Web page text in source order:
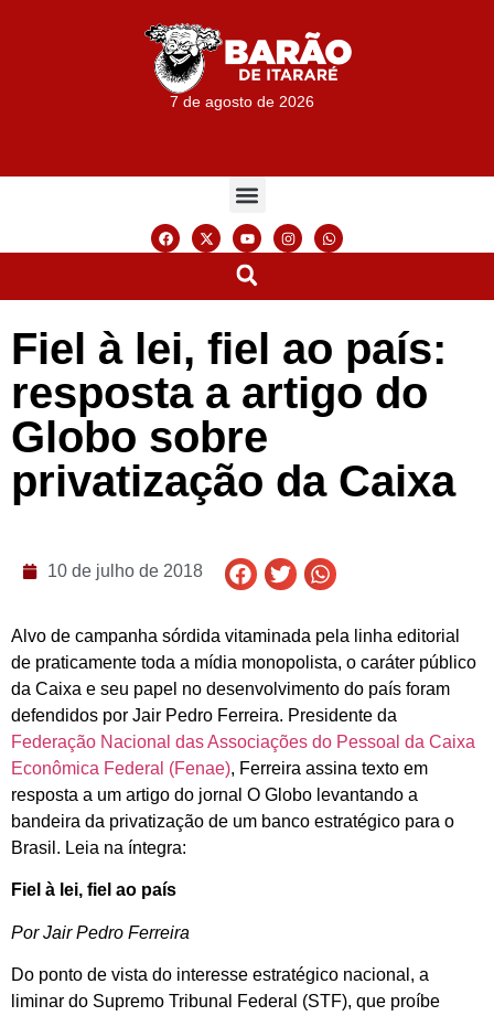
7 de agosto de 2026
Fiel à lei, fiel ao país:
resposta a artigo do
Globo sobre
privatização da Caixa
10 de julho de 2018
Alvo de campanha sórdida vitaminada pela linha editorial
de praticamente toda a mídia monopolista, o caráter público
da Caixa e seu papel no desenvolvimento do país foram
defendidos por Jair Pedro Ferreira. Presidente da
Federação Nacional das Associações do Pessoal da Caixa
Econômica Federal (Fenae), Ferreira assina texto em
resposta a um artigo do jornal O Globo levantando a
bandeira da privatização de um banco estratégico para o
Brasil. Leia na íntegra:
Fiel à lei, fiel ao país
Por Jair Pedro Ferreira
Do ponto de vista do interesse estratégico nacional, a
liminar do Supremo Tribunal Federal (STF), que proíbe